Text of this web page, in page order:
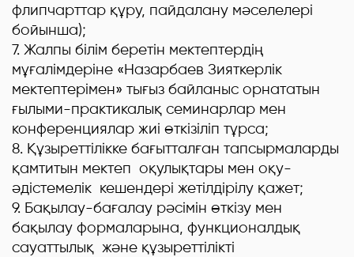
флипчарттар құру, пайдалану мәселелері
бойынша);
7. Жалпы білім беретін мектептердің
мұғалімдеріне «Назарбаев Зияткерлік
мектептерімен» тығыз байланыс орнататын
ғылыми-практикалық семинарлар мен
конференциялар жиі өткізіліп тұрса;
8. Құзыреттілікке бағытталған тапсырмаларды
қамтитын мектеп оқулықтары мен оқу-
әдістемелік кешендері жетілдірілу қажет;
9. Бақылау-бағалау рәсімін өткізу мен
бақылау формаларына, функционалдық
сауаттылық және құзыреттілікті